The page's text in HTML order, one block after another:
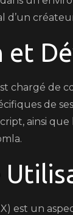
d’un
et
chargé de
de
ainsi
est un